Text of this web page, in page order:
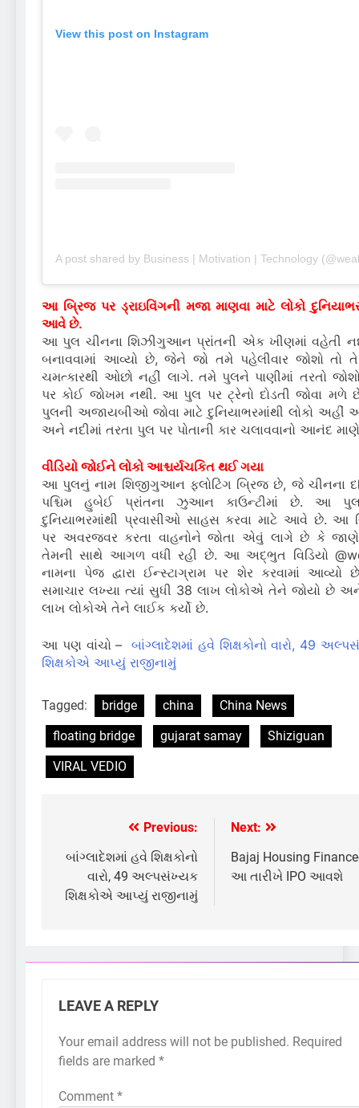
View this post on Instagram
A post shared by Business | Motivation | Technology
આ બ્રિજ પર ડ્રાઇવિંગની મજા માણવા માટે લોકો
આવે છે.
આ પુલ ચીનના શિઝીગુઆન પ્રાંતની એક ખીણમાં વહેતી
બનાવવામાં આવ્યો છે, જેને જો તમે પહેલીવાર જોશો તો
ચમત્કારથી ઓછો નહીં લાગે. તમે પુલને પાણીમાં તરતો
પર કોઈ જોખમ નથી. આ પુલ પર ટ્રેનો દોડતી જોવા
પુલની અજાયબીઓ જોવા માટે દુનિયાભરમાંથી લોકો અહીં
અને નદીમાં તરતા પુલ પર પોતાની કાર ચલાવવાનો આનંદ
વીડિયો જોઈને લોકો આશ્ચર્યચકિત થઈ ગયા
આ પુલનું નામ શિજીગુઆન ફ્લોટિંગ બ્રિજ છે, જે ચીનના
પશ્ચિમ હુબેઈ પ્રાંતના ઝુઆન કાઉન્ટીમાં છે. આ
દુનિયાભરમાંથી પ્રવાસીઓ સાહસ કરવા માટે આવે છે. આ
પર અવરજવર કરતા વાહનોને જોતા એવું લાગે છે કે
તેમની સાથે આગળ વધી રહી છે. આ અદ્ભુત વિડિયો
નામના પેજ દ્વારા ઈન્સ્ટાગ્રામ પર શેર કરવામાં
સમાચાર લખ્યા ત્યાં સુધી 38 લાખ લોકોએ તેને જોયો છે
લાખ લોકોએ તેને લાઈક કર્યો છે.
આ પણ વાંચો – બાંગ્લાદેશમાં હવે શિક્ષકોનો વારો, 49
શિક્ષકોએ આપ્યું રાજીનામું
Tagged: bridge china
China News
floating bridge
gujarat samay
Shiziguan
VIRAL VEDIO
navigation
Previous:
બાંગ્લાદેશમાં હવે શિક્ષકોનો
વારો, 49 અલ્પસંખ્યક
શિક્ષકોએ આપ્યું રાજીનામું
Next:
Bajaj Housing
આ તારીખે IPO આવશે
LEAVE A REPLY
Your email address will not be published. Required
fields are marked *
Comment *